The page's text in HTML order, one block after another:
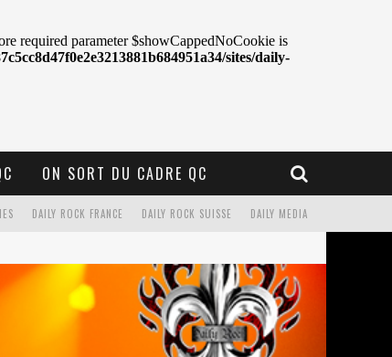
ON SORT DU CADRE QC
DAILY MEDIA
DAILY ROCK SUISSE
DAILY ROCK FRANCE